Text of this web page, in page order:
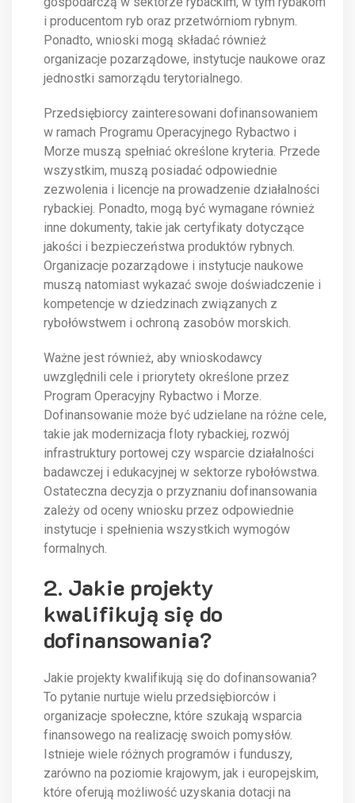
i producentom ryb oraz przetwórniom rybnym.
Ponadto, wnioski mogą składać również
organizacje pozarządowe, instytucje naukowe oraz
jednostki samorządu terytorialnego.
Przedsiębiorcy zainteresowani dofinansowaniem
w ramach Programu Operacyjnego Rybactwo i
Morze muszą spełniać określone kryteria. Przede
wszystkim, muszą posiadać odpowiednie
zezwolenia i licencje na prowadzenie działalności
rybackiej. Ponadto, mogą być wymagane również
inne dokumenty, takie jak certyfikaty dotyczące
jakości i bezpieczeństwa produktów rybnych.
Organizacje pozarządowe i instytucje naukowe
muszą natomiast wykazać swoje doświadczenie i
kompetencje w dziedzinach związanych z
rybołówstwem i ochroną zasobów morskich.
Ważne jest również, aby wnioskodawcy
uwzględnili cele i priorytety określone przez
Program Operacyjny Rybactwo i Morze.
Dofinansowanie może być udzielane na różne cele,
takie jak modernizacja floty rybackiej, rozwój
infrastruktury portowej czy wsparcie działalności
badawczej i edukacyjnej w sektorze rybołówstwa.
Ostateczna decyzja o przyznaniu dofinansowania
zależy od oceny wniosku przez odpowiednie
instytucje i spełnienia wszystkich wymogów
formalnych.
2. Jakie projekty
kwalifikują się do
dofinansowania?
Jakie projekty kwalifikują się do dofinansowania?
To pytanie nurtuje wielu przedsiębiorców i
organizacje społeczne, które szukają wsparcia
finansowego na realizację swoich pomysłów.
Istnieje wiele różnych programów i funduszy,
zarówno na poziomie krajowym, jak i europejskim,
które oferują możliwość uzyskania dotacji na